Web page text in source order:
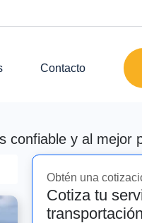
Contacto
confiable y al mejor
Obtén una
Cotiza tu
transportación